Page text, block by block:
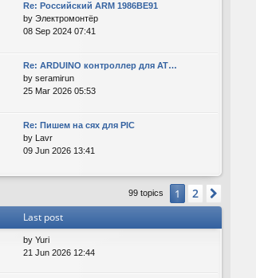
Re: Российский ARM 1986ВЕ91
by Электромонтёр
08 Sep 2024 07:41
Re: ARDUINO контроллер для AT…
by seramirun
25 Mar 2026 05:53
Re: Пишем на сях для PIC
by Lavr
09 Jun 2026 13:41
99 topics 1 2
Last post
by Yuri
21 Jun 2026 12:44